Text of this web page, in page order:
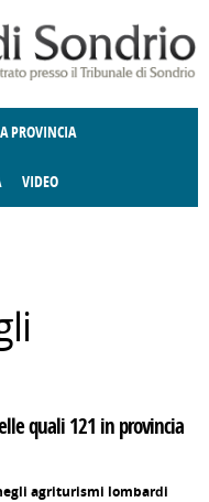
PROVINCIA
VIDEO
quali 121 in provincia
agriturismi lombardi